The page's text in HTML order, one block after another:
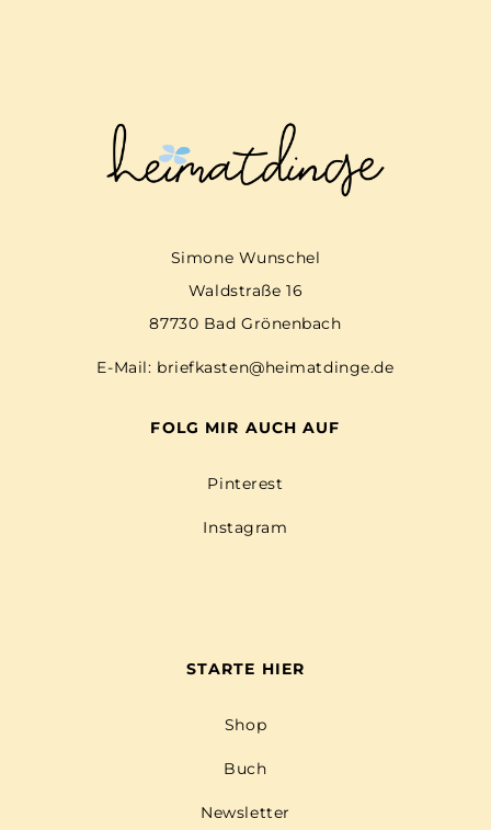
Simone Wunschel
Waldstraße 16
87730 Bad Grönenbach
E-Mail: briefkasten@heimatdinge.de
FOLG MIR AUCH AUF
Pinterest
Instagram
STARTE HIER
Shop
Buch
Newsletter